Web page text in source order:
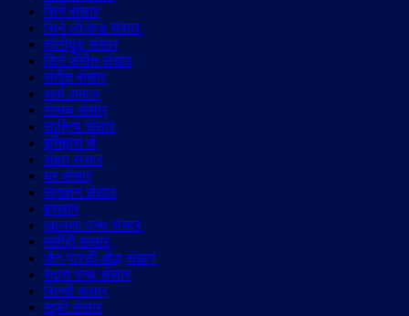
सिने संसार
सिने लीजेन्ड संसार
हॉलीवुड़ संसार
सिने संगीत संसार
संगीत संसार
आर्य समाज
रंगमंच संसार
साहित्य संसार
इतिहास से
सेहत संसार
घर संसार
सनातन संसार
इस्लाम
ख़ालसा पन्थ संसार
मसीही संसार
जैन-पारसी-बौद्ध संसार
रैदास पन्थ संसार
सिन्धी संसार
सूफी संसार